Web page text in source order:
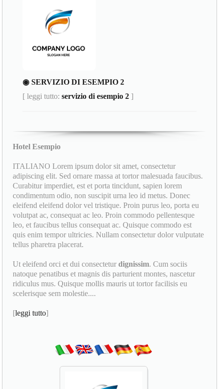
◉ SERVIZIO DI ESEMPIO 2
[ leggi tutto:servizio di esempio 2 ]
Hotel Esempio
ITALIANO Lorem ipsum dolor sit amet, consectetur
adipiscing elit. Sed ornare massa at tortor malesuada faucibus.
Curabitur imperdiet, est et porta tincidunt, sapien lorem
condimentum odio, non suscipit urna leo id metus. Donec
eleifend eleifend dolor vel tristique. Proin purus leo, porta eu
volutpat ac, consequat ac leo. Proin commodo pellentesque
leo, et faucibus tellus consequat ac. Quisque commodo est
quis enim tempor ultricies. Nullam consectetur dolor vulputate
tellus pharetra placerat.
Ut eleifend orci et dui consecteturdignissim. Cum sociis
natoque penatibus et magnis dis parturient montes, nascetur
ridiculus mus. Quisque mollis mauris ut tortor facilisis eu
scelerisque sem molestie....
[leggi tutto]